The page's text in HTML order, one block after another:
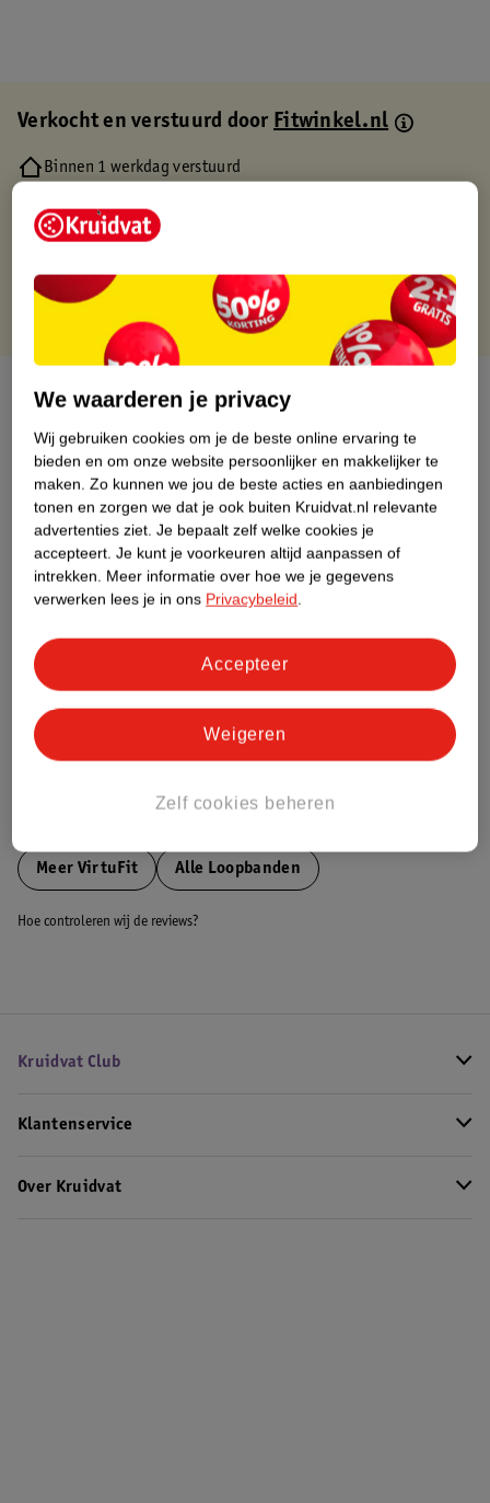
Verkocht en verstuurd doorFitwinkel.nl
Binnen 1 werkdag verstuurd
Gratis retourneren via verkooppartner.
Gratis punten met je Kruidvat kaart
Over dit product
Productinformatie
Etiketinformatie
Nature Impact Score
Dit product heeft (nog) geen Nature
Bestel & Bezorginformatie
Meer VirtuFit Alle Loopbanden
Hoe controleren wij de reviews?
Kruidvat Club
Klantenservice
Over Kruidvat
We waarderen je privacy
Wij gebruiken cookies om je de beste online ervaring te
bieden en om onze website persoonlijker en makkelijker te
maken. Zo kunnen we jou de beste acties en aanbiedingen
tonen en zorgen we dat je ook buiten Kruidvat.nl relevante
advertenties ziet. Je bepaalt zelf welke cookies je
accepteert. Je kunt je voorkeuren altijd aanpassen of
intrekken. Meer informatie over hoe we je gegevens
verwerken lees je in ons Privacybeleid.
Zelf cookies beheren
Weigeren
Accepteer